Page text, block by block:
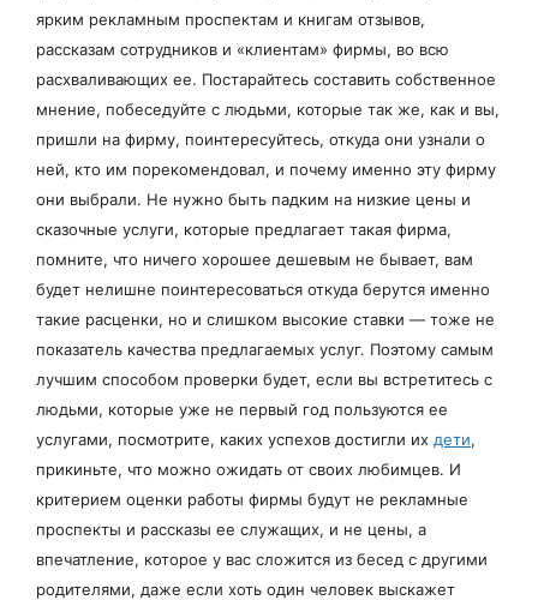
ярким рекламным проспектам и книгам отзывов,
рассказам сотрудников и «клиентам» фирмы, во всю
расхваливающих ее. Постарайтесь составить собственное
мнение, побеседуйте с людьми, которые так же, как и вы,
пришли на фирму, поинтересуйтесь, откуда они узнали о
ней, кто им порекомендовал, и почему именно эту фирму
они выбрали. Не нужно быть падким на низкие цены и
сказочные услуги, которые предлагает такая фирма,
помните, что ничего хорошее дешевым не бывает, вам
будет нелишне поинтересоваться откуда берутся именно
такие расценки, но и слишком высокие ставки — тоже не
показатель качества предлагаемых услуг. Поэтому самым
лучшим способом проверки будет, если вы встретитесь с
людьми, которые уже не первый год пользуются ее
услугами, посмотрите, каких успехов достигли их дети,
прикиньте, что можно ожидать от своих любимцев. И
критерием оценки работы фирмы будут не рекламные
проспекты и рассказы ее служащих, и не цены, а
впечатление, которое у вас сложится из бесед с другими
родителями, даже если хоть один человек выскажет